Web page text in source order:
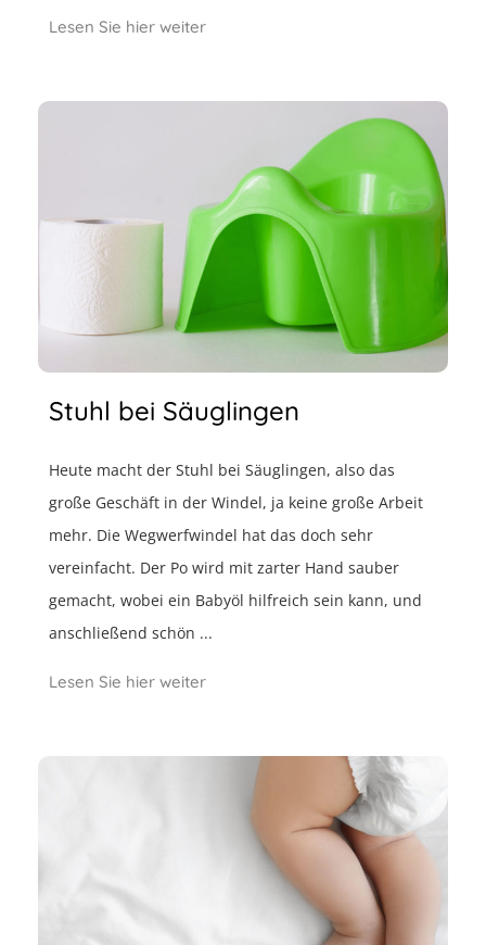
Lesen Sie hier weiter
Stuhl bei Säuglingen
Heute macht der Stuhl bei Säuglingen, also das
große Geschäft in der Windel, ja keine große Arbeit
mehr. Die Wegwerfwindel hat das doch sehr
vereinfacht. Der Po wird mit zarter Hand sauber
gemacht, wobei ein Babyöl hilfreich sein kann, und
anschließend schön ...
Lesen Sie hier weiter